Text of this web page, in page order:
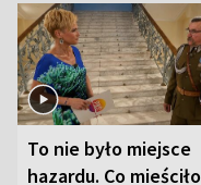
To nie było miejsce
hazardu. Co mieściło